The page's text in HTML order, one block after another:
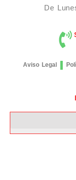
De
Aviso Legal